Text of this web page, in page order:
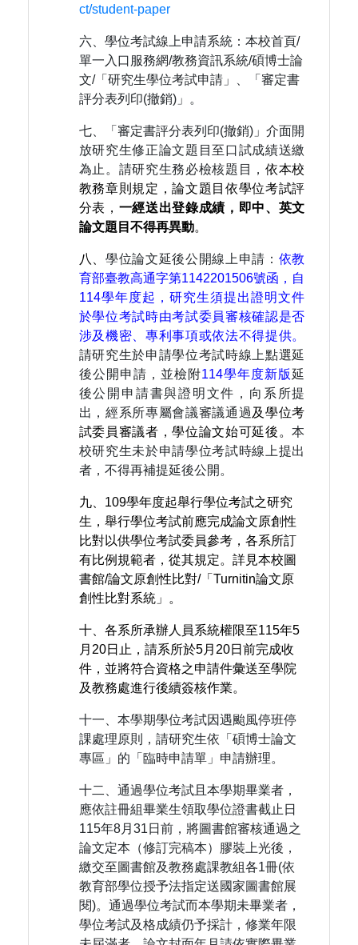
ct/student-paper
六、學位考試線上申請系統：本校首頁/
單一入口服務網/教務資訊系統/碩博士論
文/「研究生學位考試申請」、「審定書
評分表列印(撤銷)」。
七、「審定書評分表列印(撤銷)」介面開
放研究生修正論文題目至口試成績送繳
為止。請研究生務必檢核題目，依本校
教務章則規定，論文題目依學位考試評
分表， 一經送出登錄成績，即中、英文
論文題目不得再異動。
八、 學位論文延後公開線上申請： 依教
育部臺教高通字第1142201506號函，自
114學年度起，研究生須提出證明文件
於學位考試時由考試委員審核確認是否
涉及機密、專利事項或依法不得提供。
請研究生於申請學位考試時線上點選延
後公開申請，並檢附114學年度新版延
後公開申請書與證明文件，向系所提
出，經系所專屬會議審議通過 及學位考
試委員審議者，學位論文始可延後。本
校研究生未於申請學位考試時線上提出
者，不得再補提延後公開。
九、109學年度起舉行學位考試之研究
生，舉行學位考試前應完成論文原創性
比對以供學位考試委員參考，各系所訂
有比例規範者，從其規定。詳見本校圖
書館/論文原創性比對/「Turnitin論文原
創性比對系統」。
十、各系所承辦人員系統權限至115年5
月20日止，請系所於5月20日前完成收
件，並將符合資格之申請件彙送至學院
及教務處進行後續簽核作業。
十一、本學期學位考試因遇颱風停班停
課處理原則，請研究生依「碩博士論文
專區」的「臨時申請單」申請辦理。
十二、通過學位考試且本學期畢業者，
應依註冊組畢業生領取學位證書截止日
115年8月31日前，將圖書館審核通過之
論文定本（修訂完稿本）膠裝上光後，
繳交至圖書館及教務處課教組各1冊(依
教育部學位授予法指定送國家圖書館展
閱)。通過學位考試而本學期未畢業者，
學位考試及格成績仍予採計，修業年限